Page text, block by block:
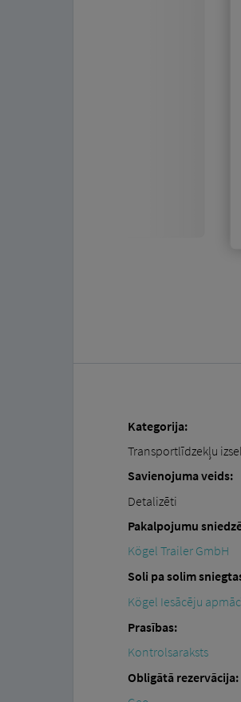
Kategorija:
Transportlīdzekļu
Savienojuma veids:
Detalizēti
Pakalpojumu
Kögel Trailer GmbH
Soli pa solim
Kögel Iesācēju
Prasības:
Kontrolsaraksts
Obligātā rezervācija: